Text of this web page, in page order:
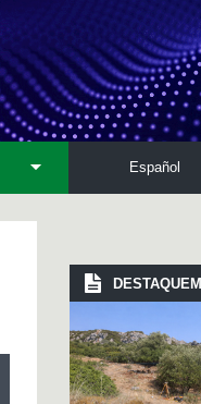
Español
DESTAQUEM